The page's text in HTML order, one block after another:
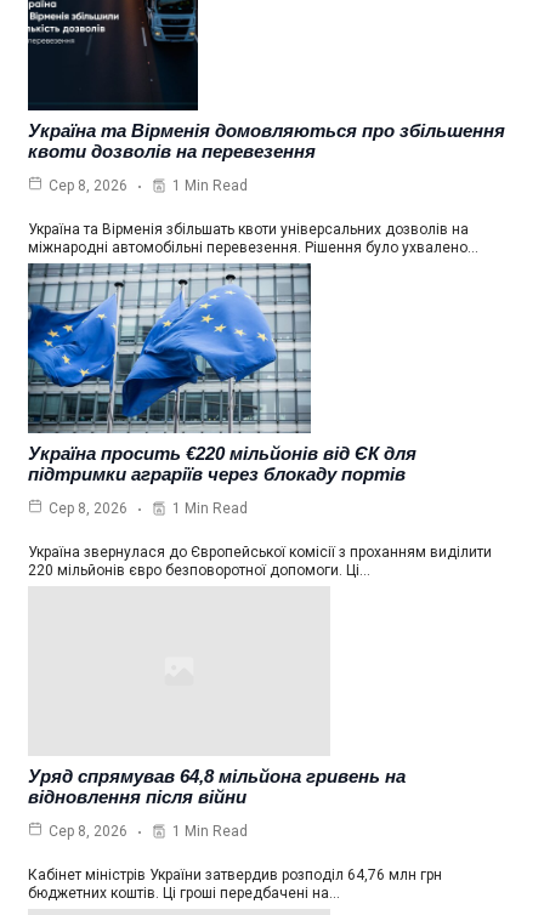
Україна та Вірменія домовляються про збільшення
квоти дозволів на перевезення
Сер 8, 2026 1 Min Read
Україна та Вірменія збільшать квоти універсальних дозволів на
міжнародні автомобільні перевезення. Рішення було ухвалено…
Україна просить €220 мільйонів від ЄК для
підтримки аграріїв через блокаду портів
Сер 8, 2026 1 Min Read
Україна звернулася до Європейської комісії з проханням виділити
220 мільйонів євро безповоротної допомоги. Ці…
Уряд спрямував 64,8 мільйона гривень на
відновлення після війни
Сер 8, 2026 1 Min Read
Кабінет міністрів України затвердив розподіл 64,76 млн грн
бюджетних коштів. Ці гроші передбачені на…